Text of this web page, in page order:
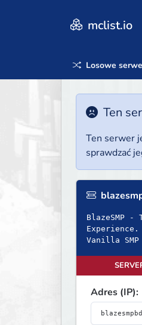
mclist.io
Losowe
Ten
Ten serwer
sprawdzać
BlazeSMP -
Vanilla
Adres (IP):